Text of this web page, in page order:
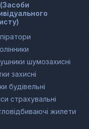
шумозахисні
захисні
будівельні
страхувальні
жилети